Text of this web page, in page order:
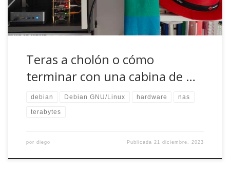
Teras a cholón o cómo
terminar con una cabina de …
debian Debian GNU/Linux hardware nas
terabytes
por diego Publicada 21 diciembre, 2023